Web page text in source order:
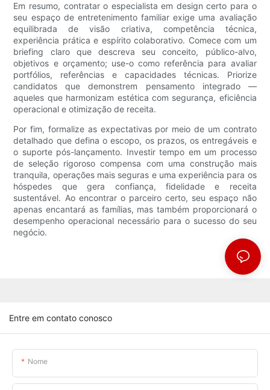
Em resumo, contratar o especialista em design certo para o
seu espaço de entretenimento familiar exige uma avaliação
equilibrada de visão criativa, competência técnica,
experiência prática e espírito colaborativo. Comece com um
briefing claro que descreva seu conceito, público-alvo,
objetivos e orçamento; use-o como referência para avaliar
portfólios, referências e capacidades técnicas. Priorize
candidatos que demonstrem pensamento integrado —
aqueles que harmonizam estética com segurança, eficiência
operacional e otimização de receita.
Por fim, formalize as expectativas por meio de um contrato
detalhado que defina o escopo, os prazos, os entregáveis ​​e
o suporte pós-lançamento. Investir tempo em um processo
de seleção rigoroso compensa com uma construção mais
tranquila, operações mais seguras e uma experiência para os
hóspedes que gera confiança, fidelidade e receita
sustentável. Ao encontrar o parceiro certo, seu espaço não
apenas encantará as famílias, mas também proporcionará o
desempenho operacional necessário para o sucesso do seu
negócio.
Entre em contato conosco
Nome